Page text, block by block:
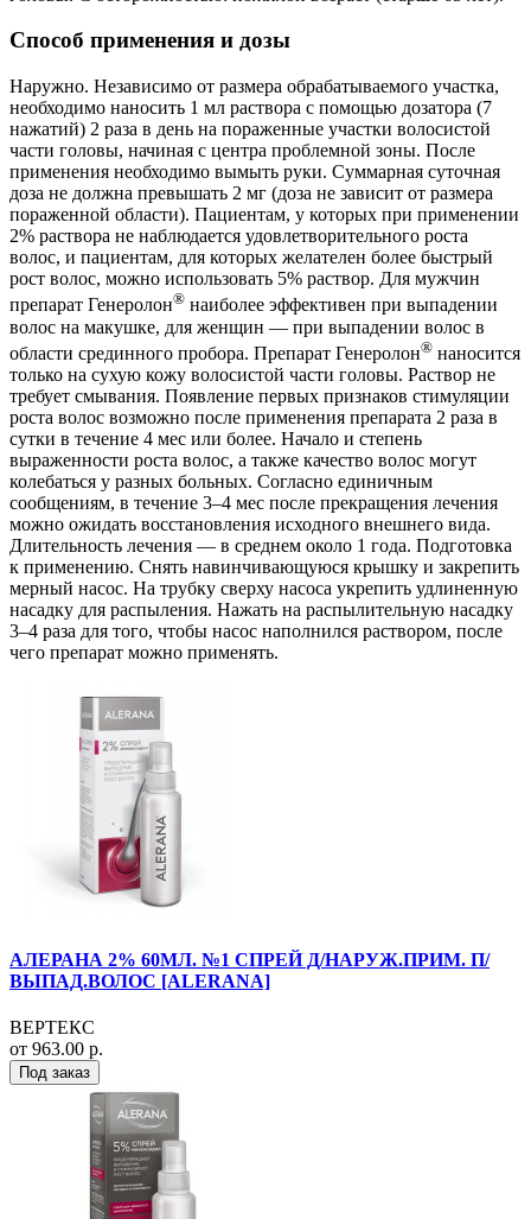
Способ применения и дозы
Наружно. Независимо от размера обрабатываемого участка,
необходимо наносить 1 мл раствора с помощью дозатора (7
нажатий) 2 раза в день на пораженные участки волосистой
части головы, начиная с центра проблемной зоны. После
применения необходимо вымыть руки. Суммарная суточная
доза не должна превышать 2 мг (доза не зависит от размера
пораженной области). Пациентам, у которых при применении
2% раствора не наблюдается удовлетворительного роста
волос, и пациентам, для которых желателен более быстрый
рост волос, можно использовать 5% раствор. Для мужчин
препарат Генеролон® наиболее эффективен при выпадении
волос на макушке, для женщин — при выпадении волос в
области срединного пробора. Препарат Генеролон® наносится
только на сухую кожу волосистой части головы. Раствор не
требует смывания. Появление первых признаков стимуляции
роста волос возможно после применения препарата 2 раза в
сутки в течение 4 мес или более. Начало и степень
выраженности роста волос, а также качество волос могут
колебаться у разных больных. Согласно единичным
сообщениям, в течение 3–4 мес после прекращения лечения
можно ожидать восстановления исходного внешнего вида.
Длительность лечения — в среднем около 1 года. Подготовка
к применению. Снять навинчивающуюся крышку и закрепить
мерный насос. На трубку сверху насоса укрепить удлиненную
насадку для распыления. Нажать на распылительную насадку
3–4 раза для того, чтобы насос наполнился раствором, после
чего препарат можно применять.
АЛЕРАНА 2% 60МЛ. №1 СПРЕЙ Д/НАРУЖ.ПРИМ. П/
ВЫПАД.ВОЛОС [ALERANA]
ВЕРТЕКС
от 963.00 р.
Под заказ